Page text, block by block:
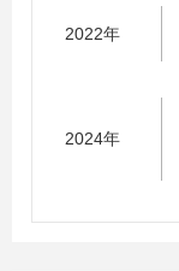
2022年
2024年